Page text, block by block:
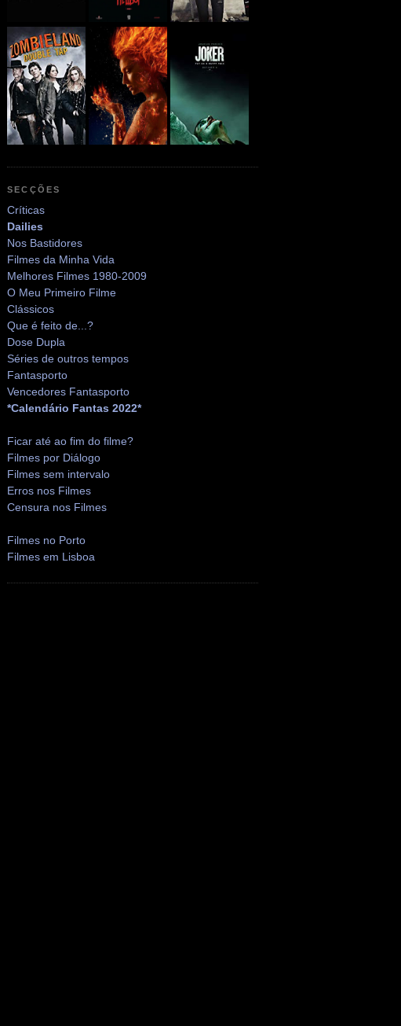
SECÇÕES
Críticas
Dailies
Nos Bastidores
Filmes da Minha Vida
Melhores Filmes 1980-2009
O Meu Primeiro Filme
Clássicos
Que é feito de...?
Dose Dupla
Séries de outros tempos
Fantasporto
Vencedores Fantasporto
*Calendário Fantas 2022*
Ficar até ao fim do filme?
Filmes por Diálogo
Filmes sem intervalo
Erros nos Filmes
Censura nos Filmes
Filmes no Porto
Filmes em Lisboa